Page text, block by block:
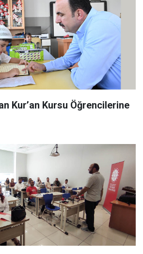
Kur’an Kursu Öğrencilerine